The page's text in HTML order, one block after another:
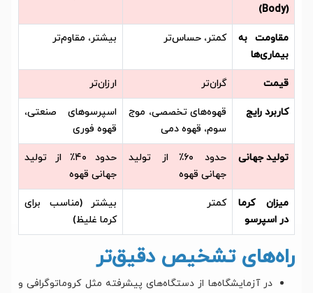
(Body)
مقاومت به
بیماری‌ها
کمتر، حساس‌تر بیشتر، مقاوم‌تر
قیمت گران‌تر ارزان‌تر
کاربرد رایج
قهوه‌های تخصصی، موج
سوم، قهوه دمی
اسپرسوهای صنعتی،
قهوه فوری
تولید جهانی
حدود ۶۰٪ از تولید
جهانی قهوه
حدود ۴۰٪ از تولید
جهانی قهوه
میزان کرما
در اسپرسو
کمتر
بیشتر (مناسب برای
کرما غلیظ)
راه‌های تشخیص دقیق‌تر
در آزمایشگاه‌ها از دستگاه‌های پیشرفته مثل کروماتوگرافی و